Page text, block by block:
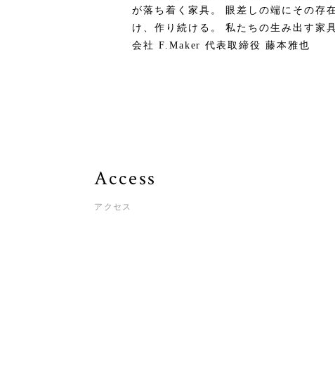
が落ち着く家具。 眼差しの端にその存
け、作り続ける。 私たちの生み出す
会社 F.Maker 代表取締役 藤本雅也
Access
アクセス